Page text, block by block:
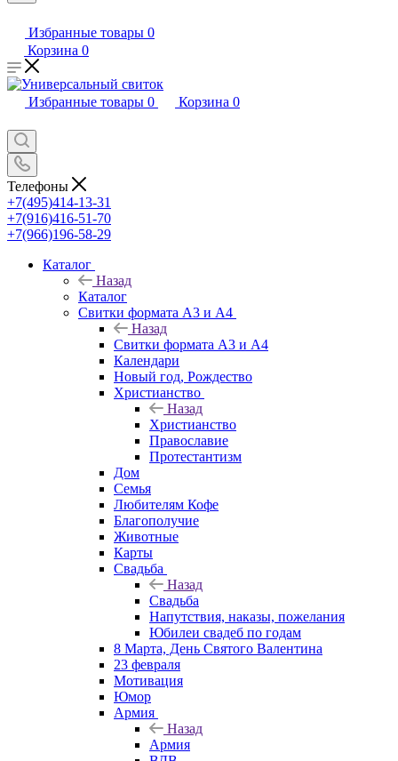
Избранные товары 0
Корзина 0
Избранные товары 0 Корзина 0
Телефоны
+7(495)414-13-31
+7(916)416-51-70
+7(966)196-58-29
Каталог
Назад
Каталог
Свитки формата А3 и А4
Назад
Свитки формата А3 и А4
Календари
Новый год, Рождество
Христианство
Назад
Христианство
Православие
Протестантизм
Дом
Семья
Любителям Кофе
Благополучие
Животные
Карты
Свадьба
Назад
Свадьба
Напутствия, наказы, пожелания
Юбилеи свадеб по годам
8 Марта, День Святого Валентина
23 февраля
Мотивация
Юмор
Армия
Назад
Армия